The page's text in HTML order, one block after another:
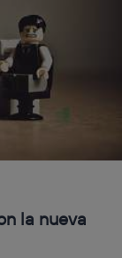
la nueva